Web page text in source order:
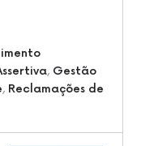
, Gestão
, Reclamações de